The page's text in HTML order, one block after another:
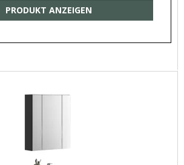
PRODUKT ANZEIGEN